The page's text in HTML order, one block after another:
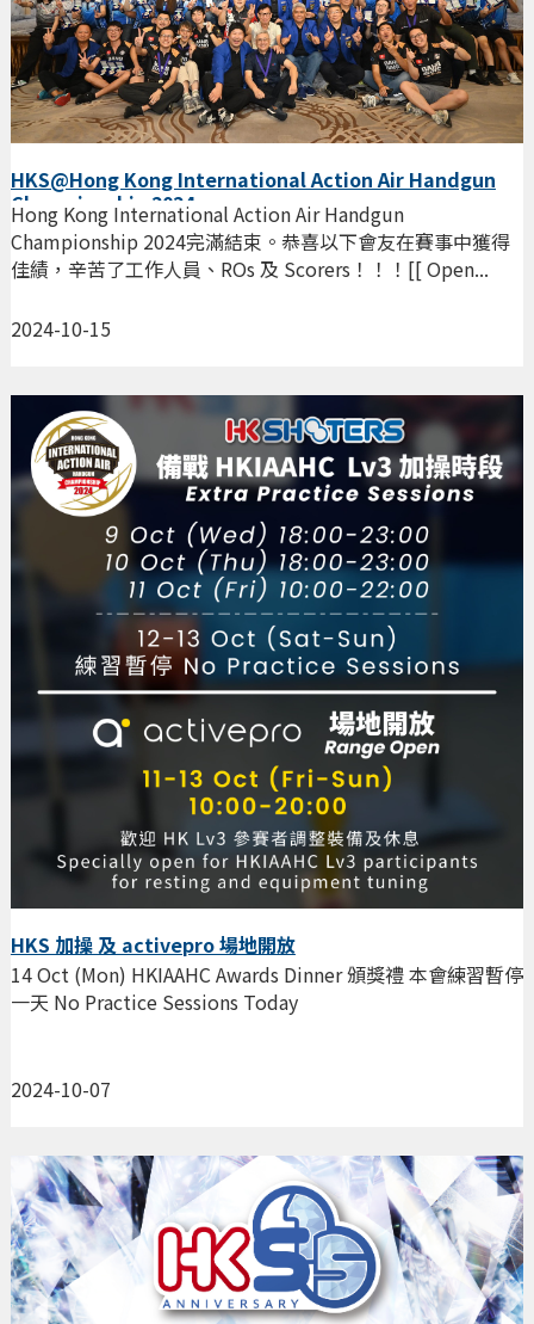
HKS@Hong Kong International Action Air Handgun
Championship 2024
2024-10-15
Hong Kong International Action Air Handgun
Championship 2024完滿結束。恭喜以下會友在賽事中獲得
佳績，辛苦了工作人員、ROs 及 Scorers！！！[[ Open...
HKS 加操 及 activepro 場地開放
2024-10-07
14 Oct (Mon) HKIAAHC Awards Dinner 頒獎禮 本會練習暫停
一天 No Practice Sessions Today